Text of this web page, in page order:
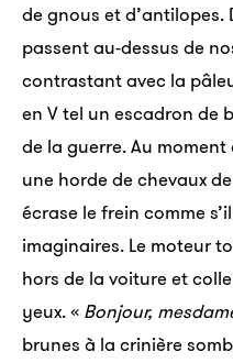
de gnous et d’antilopes.
passent au-dessus de
contrastant avec la
en V tel un escadron de
de la guerre. Au
une horde de chevaux
écrase le frein comme
imaginaires. Le moteur
hors de la voiture et
yeux. « Bonjour,
brunes à la crinière